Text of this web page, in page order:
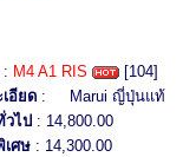
: M4 A1 RIS
[104]
อียด : Marui ญี่ปุ่นแท้
วไป : 14,800.00
เศษ : 14,300.00